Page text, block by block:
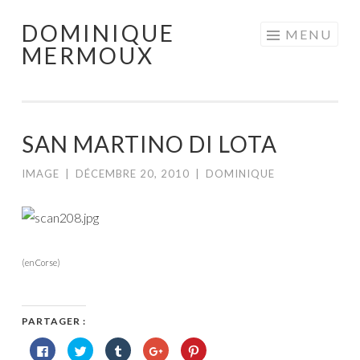
Aller
au
DOMINIQUE
MERMOUX
MENU
SAN MARTINO DI LOTA
IMAGE DÉCEMBRE 20, 2010 DOMINIQUE
(en Corse)
PARTAGER :
Cliquez
pour
Cliquez
pour
Cliquez
pour
Cliquez
pour
Cliquez
pour